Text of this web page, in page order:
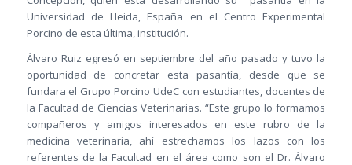
Universidad de Lleida, España en el Centro Experimental
Porcino de esta última, institución.
Álvaro Ruiz egresó en septiembre del año pasado y tuvo la
oportunidad de concretar esta pasantía, desde que se
fundara el Grupo Porcino UdeC con estudiantes, docentes de
la Facultad de Ciencias Veterinarias. “Este grupo lo formamos
compañeros y amigos interesados en este rubro de la
medicina veterinaria, ahí estrechamos los lazos con los
referentes de la Facultad en el área como son el Dr. Álvaro